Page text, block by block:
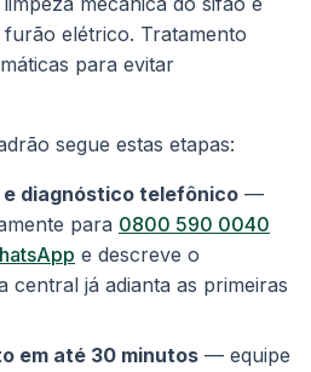
elétrico. Tratamento
para evitar
segue estas etapas:
diagnóstico telefônico —
para 0800 590 0040
e descreve o
central já adianta as primeiras
em até 30 minutos — equipe